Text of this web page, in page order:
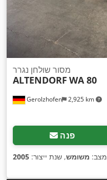
Gerolzhofen 2,925 km
מסור שולחן נגרר
ALTENDORF WA 80
פנה
מצב: משומש, שנת ייצור: 2005